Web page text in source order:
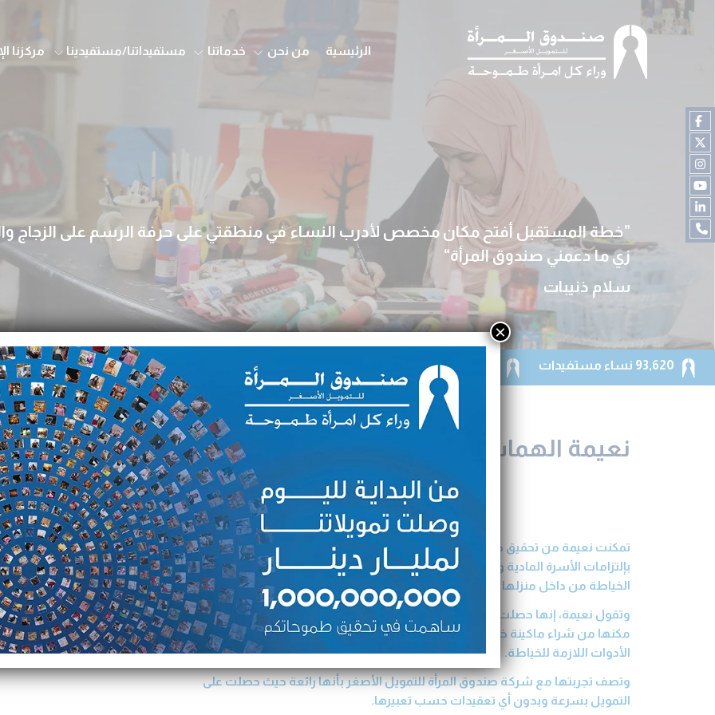
الرئيسية من نحن خدماتنا مستفيداتنا/مستفيدينا مركزنا
خطة المستقبل أفتح مكان مخصص لأدرب النساء في منطقتي على حرفة الرسم على الزجاج
زي ما دعمني صندوق المرأة
سلام ذنيبات
93,620 نساء مستفيدات 50,164,159 دينار حجم التمويلات الموزعة 92.20% نسبة السداد 33 جائزة عالمية ومحلية
نعيمة الهماش
تمكنت نعيمة من تحقيق دخل مالي إضافي لها ولأسرتها، وهو ما مكنها من الإيفاء
بإلتزامات الأسرة المادية وتعليم أبناءها وترميم منزلها، وذلك عبر عملها في مجال
الخياطة من داخل منزلها الكائن في سحاب.
وتقول نعيمة، إنها حصلت على تمويل من شركة صندوق المرأة للتمويل الاصغر،
مكنها من شراء ماكينة خياطة والمواد الأساسية مثل الخيوط والقماش، إلى جانب
الأدوات اللازمة للخياطة.
وتصف تجربتها مع شركة صندوق المرأة للتمويل الأصغر بأنها رائعة حيث حصلت على
التمويل بسرعة وبدون أي تعقيدات حسب تعبيرها.
×